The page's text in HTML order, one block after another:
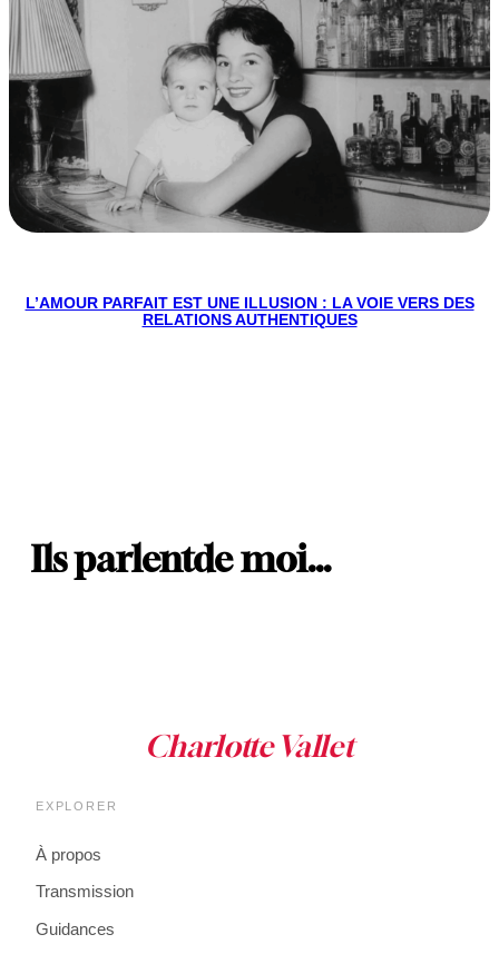
L’AMOUR PARFAIT EST UNE ILLUSION : LA VOIE VERS DES
RELATIONS AUTHENTIQUES
Ils parlentde moi…
EXPLORER
À propos
Transmission
Guidances